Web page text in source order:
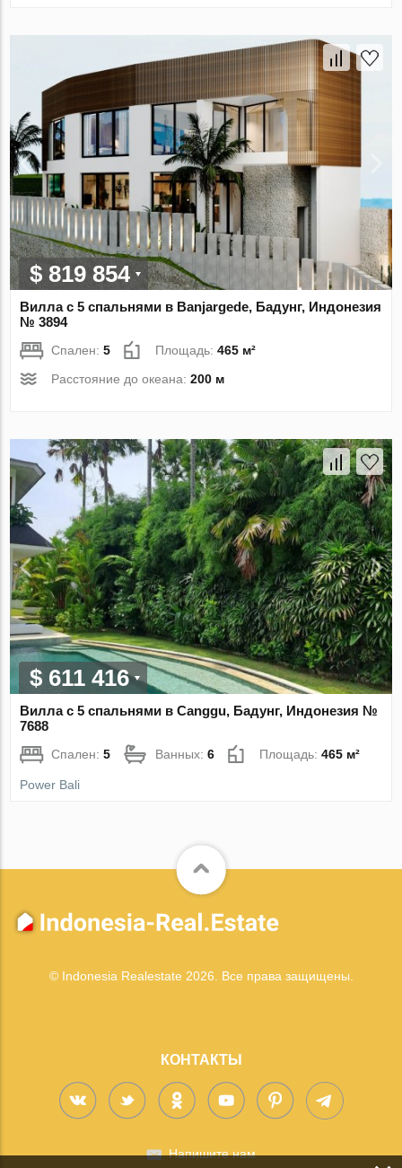
$ 819 854
Вилла с 5 спальнями в Banjargede, Бадунг, Индонезия
№ 3894
Спален:5 Площадь:465 м²
Расстояние до океана:200 м
$ 611 416
Вилла с 5 спальнями в Canggu, Бадунг, Индонезия №
7688
Спален:5 Ванных:6 Площадь:465 м²
Power Bali
© Indonesia Realestate 2026. Все права защищены.
КОНТАКТЫ
Напишите нам